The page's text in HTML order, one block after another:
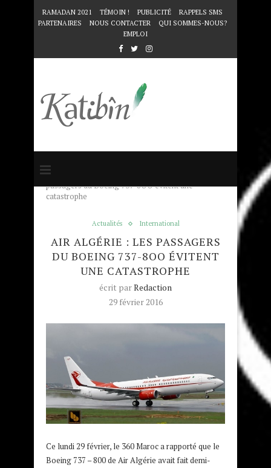
RAMADAN 2021 TÉMOIN ! PUBLICITÉ
RAPPELS SMS
PARTENAIRES
NOUS CONTACTER
QUI SOMMES-NOUS?
EMPLOI
Accueil
passagers du Boeing 737-8OO évitent une
catastrophe
Actualités International
AIR ALGÉRIE : LES PASSAGERS
DU BOEING 737-8OO ÉVITENT
UNE CATASTROPHE
écrit parRedaction
29 février 2016
Ce lundi 29 février, le 360 Maroc a rapporté que le
Boeing 737 – 800 de Air Algérie avait fait demi-